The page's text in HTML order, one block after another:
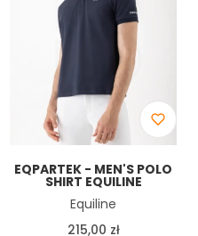
EQPARTEK - MEN'S POLO
SHIRT EQUILINE
Producent
Equiline
Cena
215,00 zł